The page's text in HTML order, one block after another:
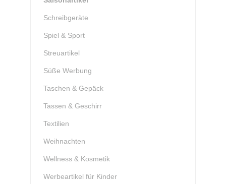
Schreibgeräte
Spiel & Sport
Streuartikel
Süße Werbung
Taschen & Gepäck
Tassen & Geschirr
Textilien
Weihnachten
Wellness & Kosmetik
Werbeartikel für Kinder